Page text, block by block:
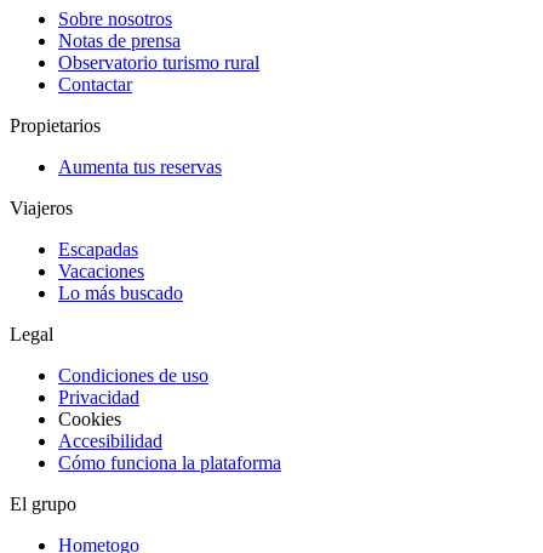
Sobre nosotros
Notas de prensa
Observatorio turismo rural
Contactar
Propietarios
Aumenta tus reservas
Viajeros
Escapadas
Vacaciones
Lo más buscado
Legal
Condiciones de uso
Privacidad
Cookies
Accesibilidad
Cómo funciona la plataforma
El grupo
Hometogo